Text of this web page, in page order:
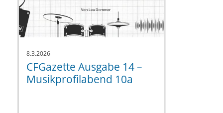
8.3.2026
CFGazette Ausgabe 14 –
Musikprofilabend 10a